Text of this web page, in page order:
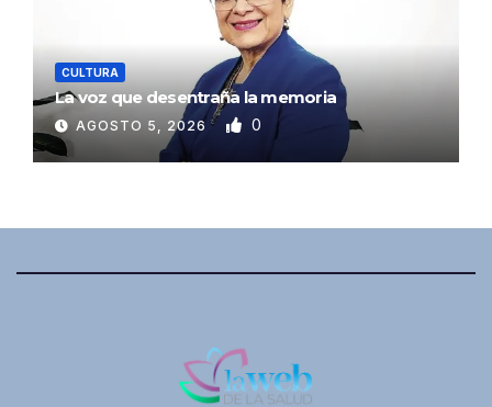
CULTURA
La voz que desentraña la memoria
AGOSTO 5, 2026 0